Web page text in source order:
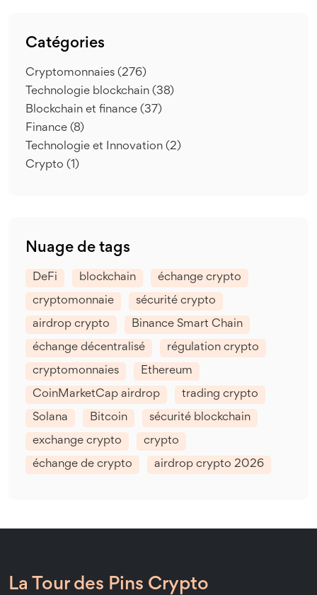
Catégories
Cryptomonnaies (276)
Technologie blockchain (38)
Blockchain et finance (37)
Finance (8)
Technologie et Innovation (2)
Crypto (1)
Nuage de tags
DeFi blockchain échange crypto
cryptomonnaie sécurité crypto
airdrop crypto Binance Smart Chain
échange décentralisé régulation crypto
cryptomonnaies Ethereum
CoinMarketCap airdrop trading crypto
Solana Bitcoin sécurité blockchain
exchange crypto crypto
échange de crypto airdrop crypto 2026
La Tour des Pins Crypto